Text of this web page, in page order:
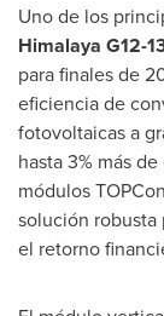
Uno de los
Himalaya G12-
para finales de
eficiencia de
fotovoltaicas a
hasta 3% más
módulos
solución robusta
el retorno